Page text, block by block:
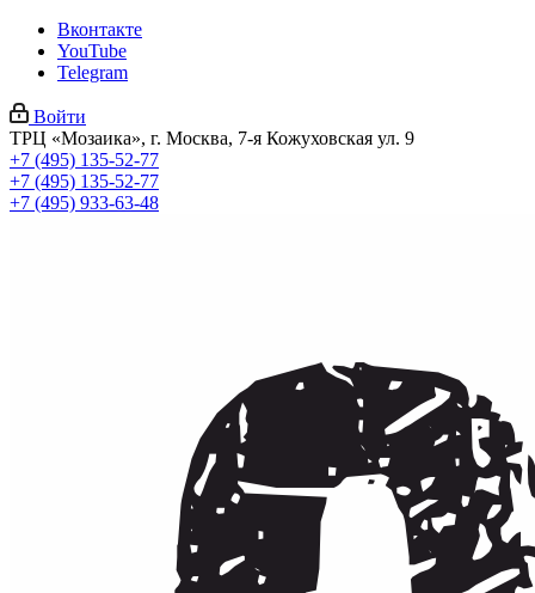
Вконтакте
YouTube
Telegram
Войти
ТРЦ «Мозаика», г. Москва, 7-я Кожуховская ул. 9
+7 (495) 135-52-77
+7 (495) 135-52-77
+7 (495) 933-63-48